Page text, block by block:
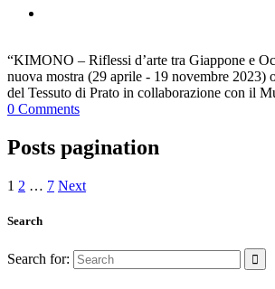
“KIMONO – Riflessi d’arte tra Giappone e
nuova mostra (29 aprile - 19 novembre 2023)
del Tessuto di Prato in collaborazione con il
0 Comments
Posts pagination
1 2 … 7 Next
Search
Search for: